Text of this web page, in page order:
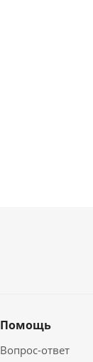
Помощь
Вопрос-ответ